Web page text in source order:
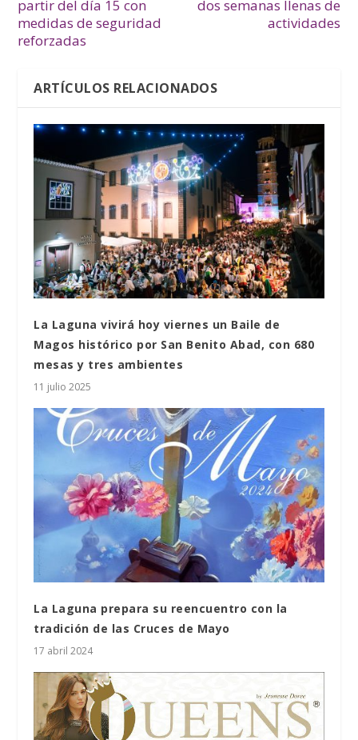
partir del día 15 con
medidas de seguridad
reforzadas
dos semanas llenas de
actividades
ARTÍCULOS RELACIONADOS
La Laguna vivirá hoy viernes un Baile de
Magos histórico por San Benito Abad, con 680
mesas y tres ambientes
11 julio 2025
La Laguna prepara su reencuentro con la
tradición de las Cruces de Mayo
17 abril 2024